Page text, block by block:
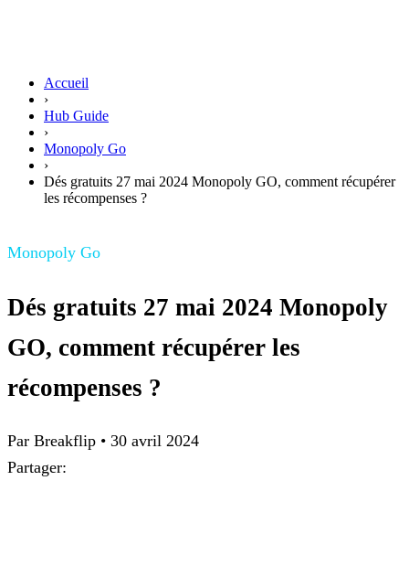
Accueil
›
Hub Guide
›
Monopoly Go
›
Dés gratuits 27 mai 2024 Monopoly GO, comment récupérer
les récompenses ?
Monopoly Go
Dés gratuits 27 mai 2024 Monopoly
GO, comment récupérer les
récompenses ?
Par Breakflip • 30 avril 2024
Partager: